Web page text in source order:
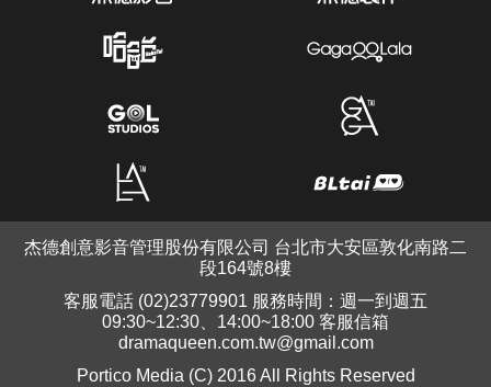
杰德創意影音管理股份有限公司 台北市大安區敦化南路二
段164號8樓
客服電話 (02)23779901 服務時間：週一到週五
09:30~12:30、14:00~18:00 客服信箱
dramaqueen.com.tw@gmail.com
Portico Media (C) 2016 All Rights Reserved